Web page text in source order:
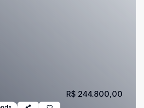
R$ 244.800,00